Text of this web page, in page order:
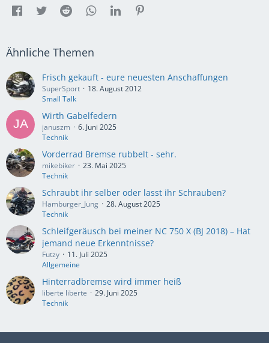
Ähnliche Themen
Frisch gekauft - eure neuesten Anschaffungen
SuperSport
18. August 2012
Small Talk
Wirth Gabelfedern
januszm
6. Juni 2025
Technik
Vorderrad Bremse rubbelt - sehr.
mikebiker
23. Mai 2025
Technik
Schraubt ihr selber oder lasst ihr Schrauben?
Hamburger_Jung
28. August 2025
Technik
Schleifgeräusch bei meiner NC 750 X (BJ 2018) – Hat
jemand neue Erkenntnisse?
Futzy
11. Juli 2025
Allgemeine
Hinterradbremse wird immer heiß
liberte liberte
29. Juni 2025
Technik